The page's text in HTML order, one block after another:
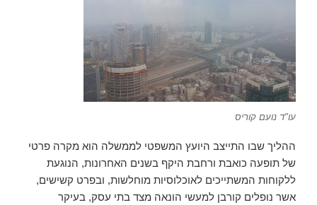
עו"ד נועם קוריס
ההליך שבו התייצב היועץ המשפטי לממשלה הוא מקרה פרטי
של תופעה כואבת ורחבת היקף בשנים האחרונות, הנוגעת
ללקוחות המשתייכים לאוכלוסיות מוחלשות, ובפרט קשישים,
אשר נופלים קורבן למעשי הונאה מצד בתי עסק, בעיקר